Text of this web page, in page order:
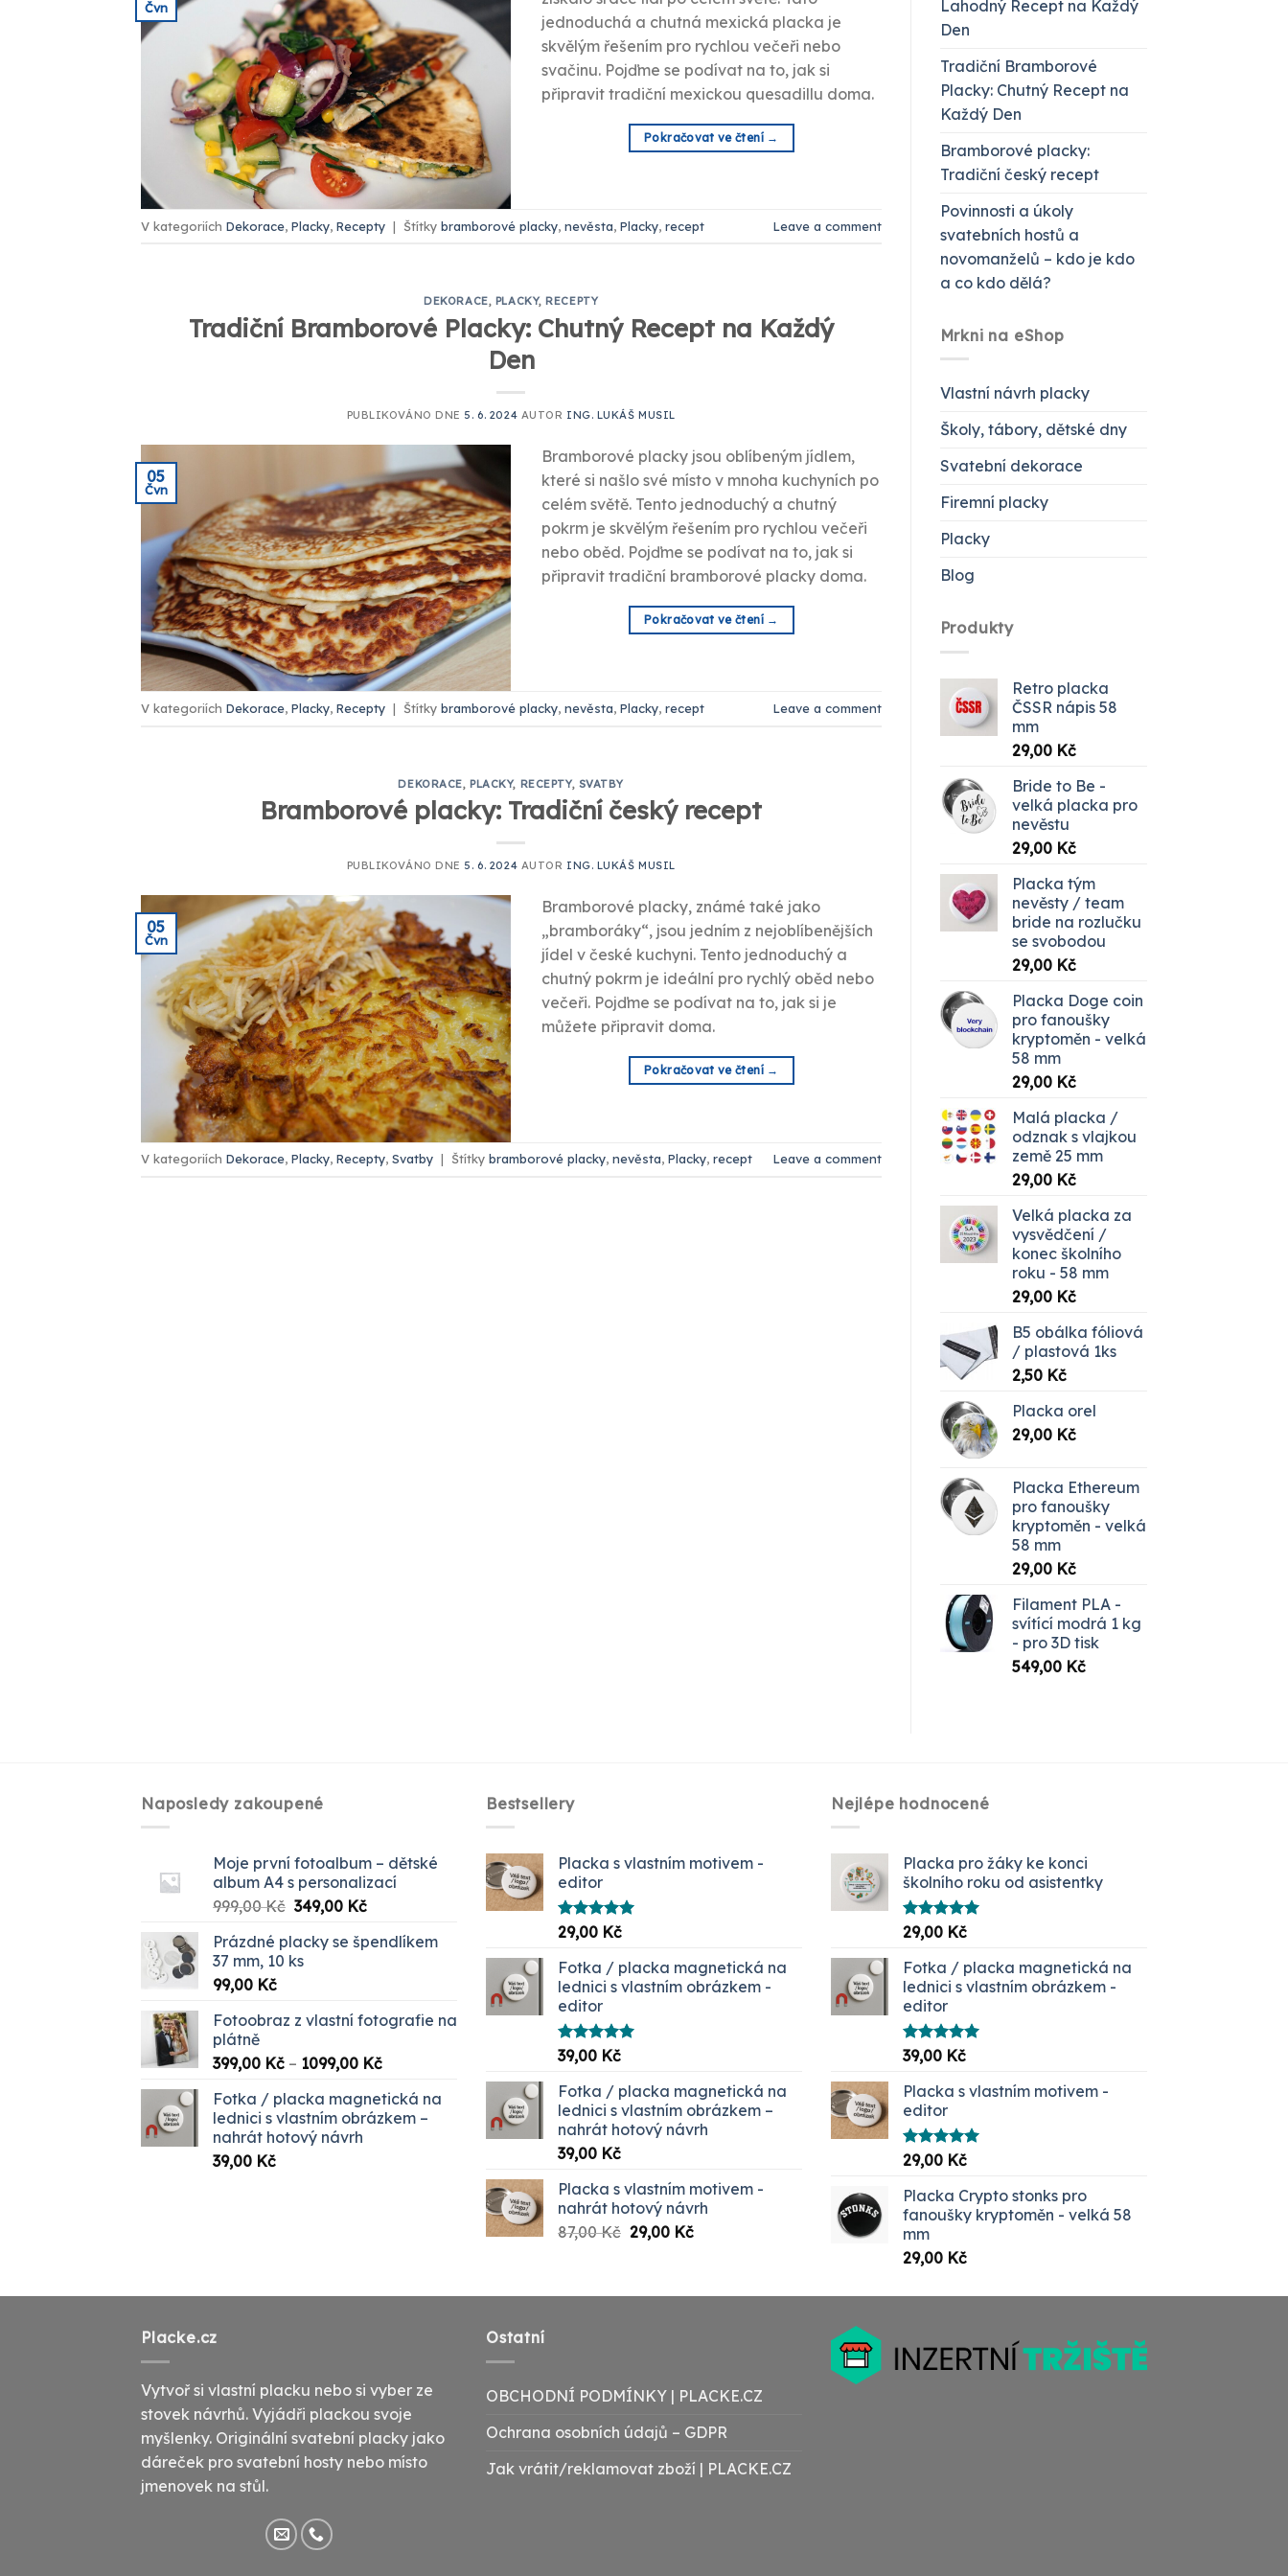
Čvn
jednoduchá a chutná mexická placka je
skvělým řešením pro rychlou večeři nebo
svačinu. Pojďme se podívat na to, jak si
připravit tradiční mexickou quesadillu doma.
Pokračovat ve čtení →
V kategoriích Dekorace, Placky, Recepty | Štítky bramborové placky, nevěsta, Placky, recept Leave a comment
DEKORACE, PLACKY, RECEPTY
Tradiční Bramborové Placky: Chutný Recept na Každý
Den
PUBLIKOVÁNO DNE 5. 6. 2024 AUTOR ING. LUKÁŠ MUSIL
05
Čvn
Bramborové placky jsou oblíbeným jídlem,
které si našlo své místo v mnoha kuchyních po
celém světě. Tento jednoduchý a chutný
pokrm je skvělým řešením pro rychlou večeři
nebo oběd. Pojďme se podívat na to, jak si
připravit tradiční bramborové placky doma.
Pokračovat ve čtení →
V kategoriích Dekorace, Placky, Recepty | Štítky bramborové placky, nevěsta, Placky, recept Leave a comment
DEKORACE,PLACKY, RECEPTY, SVATBY
Bramborové placky: Tradiční český recept
PUBLIKOVÁNO DNE 5. 6. 2024 AUTOR ING. LUKÁŠ MUSIL
05
Čvn
Bramborové placky, známé také jako
„bramboráky“, jsou jedním z nejoblíbenějších
jídel v české kuchyni. Tento jednoduchý a
chutný pokrm je ideální pro rychlý oběd nebo
večeři. Pojďme se podívat na to, jak si je
můžete připravit doma.
Pokračovat ve čtení →
V kategoriích Dekorace, Placky, Recepty, Svatby | Štítky bramborové placky, nevěsta, Placky, recept Leave a comment
Lahodný Recept na Každý
Den
Tradiční Bramborové
Placky: Chutný Recept na
Každý Den
Bramborové placky:
Tradiční český recept
Povinnosti a úkoly
svatebních hostů a
novomanželů – kdo je kdo
a co kdo dělá?
Mrkni na eShop
Vlastní návrh placky
Školy, tábory, dětské dny
Svatební dekorace
Firemní placky
Placky
Blog
Produkty
Retro placka
ČSSR nápis 58
mm
29,00 Kč
Bride to Be -
velká placka pro
nevěstu
29,00 Kč
Placka tým
nevěsty / team
bride na rozlučku
se svobodou
29,00 Kč
Placka Doge coin
pro fanoušky
kryptoměn - velká
58 mm
29,00 Kč
Malá placka /
odznak s vlajkou
země 25 mm
29,00 Kč
Velká placka za
vysvědčení /
konec školního
roku - 58 mm
29,00 Kč
B5 obálka fóliová
/ plastová 1ks
2,50 Kč
Placka orel
29,00 Kč
Placka Ethereum
pro fanoušky
kryptoměn - velká
58 mm
29,00 Kč
Filament PLA -
svítící modrá 1 kg
- pro 3D tisk
549,00 Kč
Naposledy zakoupené
Moje první fotoalbum – dětské
album A4 s personalizací
999,00Kč Původní
byla:
999,00 Kč.
349,00 KčAktuální
je:
Prázdné placky se špendlíkem
37 mm, 10 ks
99,00 Kč
Fotoobraz z vlastní fotografie na
plátně
399,00 Kč – 1099,00 KčRozpětí
399,00 Kč
až
Fotka / placka magnetická na
lednici s vlastním obrázkem –
nahrát hotový návrh
39,00 Kč
Bestsellery
Placka s vlastním motivem -
editor
Hodnocení
5.00
29,00 Kč
Fotka / placka magnetická na
lednici s vlastním obrázkem -
editor
Hodnocení
5.00
39,00 Kč
Fotka / placka magnetická na
lednici s vlastním obrázkem –
nahrát hotový návrh
39,00 Kč
Placka s vlastním motivem -
nahrát hotový návrh
87,00Kč Původní
87,00 Kč.
29,00 KčAktuální
29,00 Kč.
Nejlépe hodnocené
Placka pro žáky ke konci
školního roku od asistentky
Hodnocení
5.00
29,00 Kč
Fotka / placka magnetická na
lednici s vlastním obrázkem -
editor
Hodnocení
5.00
39,00 Kč
Placka s vlastním motivem -
editor
Hodnocení
5.00
29,00 Kč
Placka Crypto stonks pro
fanoušky kryptoměn - velká 58
mm
29,00 Kč
Placke.cz
Vytvoř si vlastní placku nebo si vyber ze
stovek návrhů. Vyjádři plackou svoje
myšlenky. Originální svatební placky jako
dáreček pro svatební hosty nebo místo
jmenovek na stůl.
Ostatní
OBCHODNÍ PODMÍNKY | PLACKE.CZ
Ochrana osobních údajů – GDPR
Jak vrátit/reklamovat zboží | PLACKE.CZ